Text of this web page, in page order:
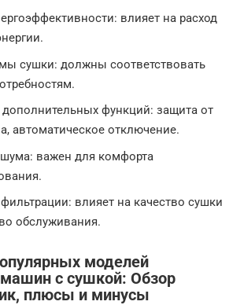
влияет на расход
сушки: должны соответствовать
функций: защита от
автоматическое отключение.
важен для комфорта
влияет на качество сушки
обслуживания.
моделей
с сушкой: Обзор
плюсы и минусы